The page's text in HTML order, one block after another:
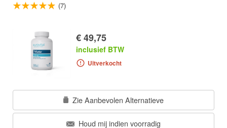
(7)
€ 49,75
inclusief BTW
Uitverkocht
Zie Aanbevolen Alternatieve
Houd mij indien voorradig